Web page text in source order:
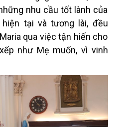
nhu cầu tốt lành của
tại và tương lài, đều
qua việc tận hiến cho
như Mẹ muốn, vì vinh